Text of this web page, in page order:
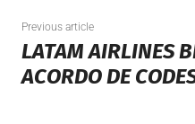
Previous article
LATAM AIRLINES
ACORDO DE